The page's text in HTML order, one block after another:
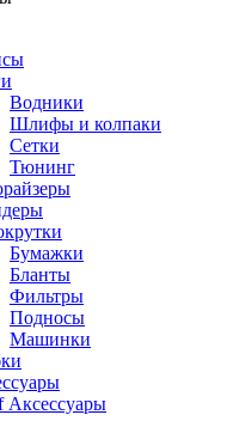
Водники
Шлифы и колпаки
Сетки
Тюнинг
Бумажки
Бланты
Фильтры
Подносы
Машинки
Аксессуары